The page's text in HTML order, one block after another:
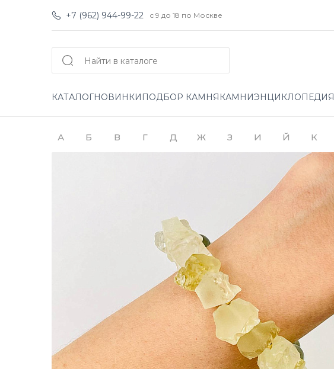
+7 (962) 944-99-22 с 9 до 18 по Москве
КАТАЛОГНОВИНКИ ПОДБОР КАМНЯ КАМНИЭНЦИКЛОПЕДИЯ
А Б В Г Д Ж З И Й К